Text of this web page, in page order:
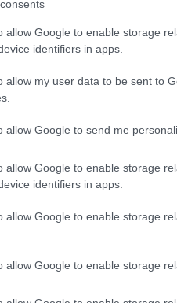
allow Google to enable storage
identifiers in apps.
allow my user data to be sent to
allow Google to send me
allow Google to enable storage
identifiers in apps.
allow Google to enable storage
allow Google to enable storage
si aplikáciou
po stavebných
zvyšky škárovacej
si ten správny čistiaci
vyčistiť sedačku
moču?
Aj tým najlepšie